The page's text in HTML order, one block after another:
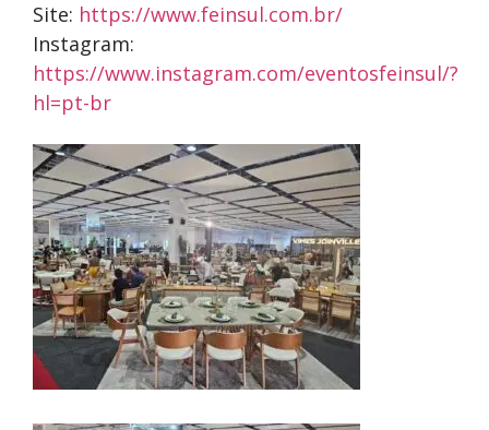
Site: https://www.feinsul.com.br/
Instagram:
https://www.instagram.com/eventosfeinsul/?
hl=pt-br